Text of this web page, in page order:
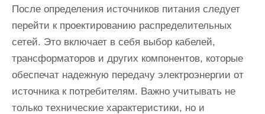
После определения источников питания следует
перейти к проектированию распределительных
сетей. Это включает в себя выбор кабелей,
трансформаторов и других компонентов, которые
обеспечат надежную передачу электроэнергии от
источника к потребителям. Важно учитывать не
только технические характеристики, но и